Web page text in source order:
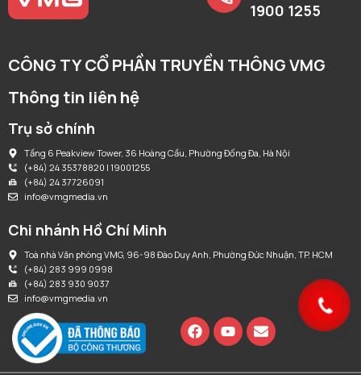
1900 1255
CÔNG TY CỔ PHẦN TRUYỀN THÔNG VMG
Thông tin liên hệ
Trụ sở chính
Tầng 6 Peakview Tower, 36 Hoàng Cầu, Phường Đống Đa, Hà Nội
(+84) 24 35378820 | 19001255
(+84) 24 37726091
info@vmgmedia.vn
Chi nhánh Hồ Chí Minh
Toà nhà Văn phòng VMG, 96-98 Đào Duy Anh, Phường Đức Nhuận, TP. HCM
(+84) 283 999 0998
(+84) 283 930 9037
info@vmgmedia.vn